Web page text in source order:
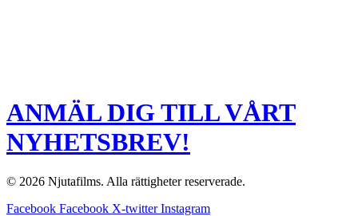
ANMÄL DIG TILL VÅRT
NYHETSBREV!
© 2026 Njutafilms. Alla rättigheter reserverade.
Facebook Facebook X-twitter Instagram